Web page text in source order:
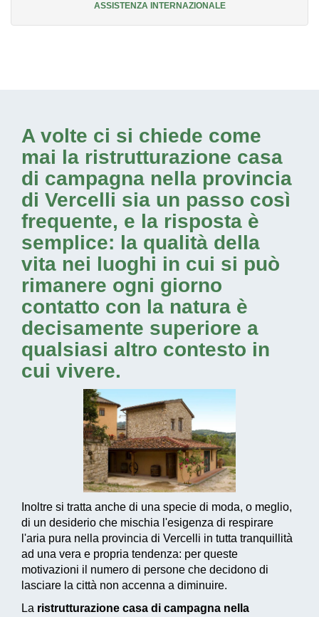
ASSISTENZA INTERNAZIONALE
A volte ci si chiede come
mai la ristrutturazione casa
di campagna nella provincia
di Vercelli sia un passo così
frequente, e la risposta è
semplice: la qualità della
vita nei luoghi in cui si può
rimanere ogni giorno
contatto con la natura è
decisamente superiore a
qualsiasi altro contesto in
cui vivere.
Inoltre si tratta anche di una specie di moda, o meglio,
di un desiderio che mischia l'esigenza di respirare
l'aria pura nella provincia di Vercelli in tutta tranquillità
ad una vera e propria tendenza: per queste
motivazioni il numero di persone che decidono di
lasciare la città non accenna a diminuire.
La ristrutturazione casa di campagna nella